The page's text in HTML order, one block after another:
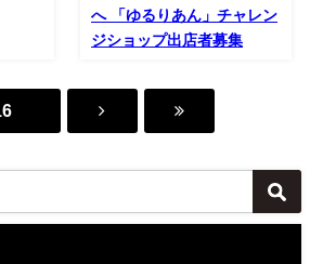
へ 「ゆるりあん」チャレン
ジショップ出店者募集